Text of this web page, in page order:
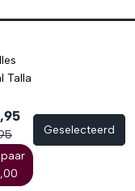
Talla
Geselecteerd